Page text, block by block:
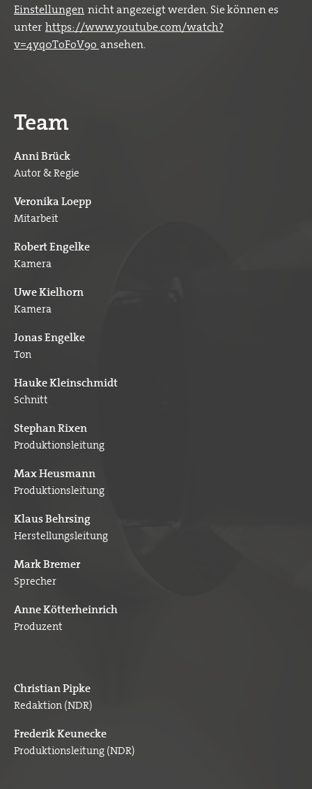
Einstellungen nicht angezeigt werden. Sie können es
unter https://www.youtube.com/watch?
v=4yq0ToFoV9o ansehen.
Team
Anni Brück
Autor & Regie
Veronika Loepp
Mitarbeit
Robert Engelke
Kamera
Uwe Kielhorn
Kamera
Jonas Engelke
Ton
Hauke Kleinschmidt
Schnitt
Stephan Rixen
Produktionsleitung
Max Heusmann
Produktionsleitung
Klaus Behrsing
Herstellungsleitung
Mark Bremer
Sprecher
Anne Kötterheinrich
Produzent
Christian Pipke
Redaktion (NDR)
Frederik Keunecke
Produktionsleitung (NDR)